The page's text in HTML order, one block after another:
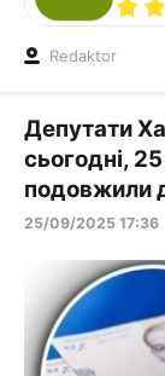
Redaktor
Депутати
сьогодні,
подовжили
25/09/2025 17:36